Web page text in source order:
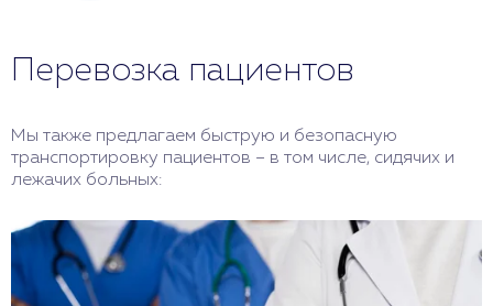
Перевозка пациентов
Мы также предлагаем быструю и безопасную
транспортировку пациентов – в том числе, сидячих и
лежачих больных: